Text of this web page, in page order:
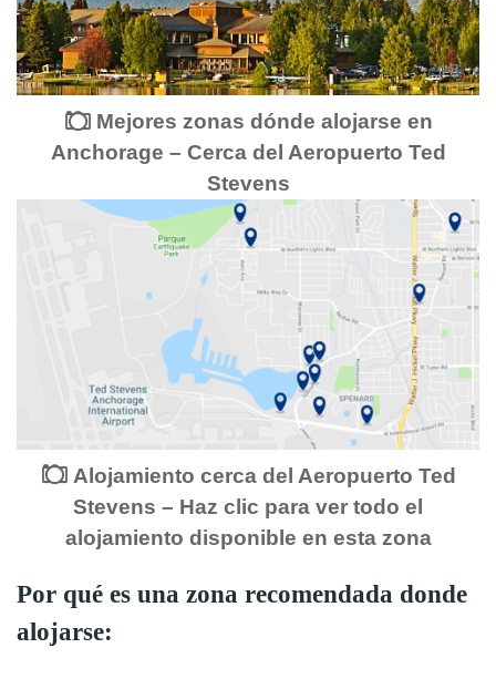
Mejores zonas dónde alojarse en
Anchorage – Cerca del Aeropuerto Ted
Stevens
Alojamiento cerca del Aeropuerto Ted
Stevens – Haz clic para ver todo el
alojamiento disponible en esta zona
Por qué es una zona recomendada donde
alojarse: